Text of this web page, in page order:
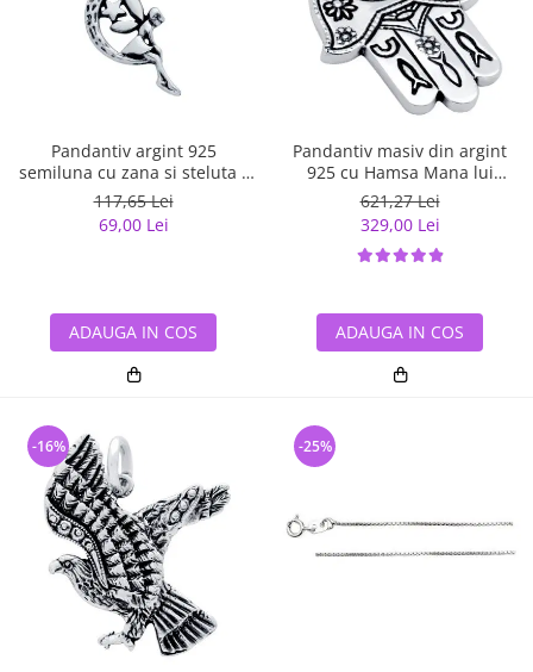
semipretioase
Bijuterii argint placat cu aur
Bijuterii argint cu diverse
Bijuterii argint cu murano
Bijuterii de Lux
Bijuterii gotice si rock
Bijuterii fantezie
Casete si cutii de bijuterii
Bijuterii tungsten
Solutii si lavete de curatare
bijuterii argint
Pandantiv argint 925
semiluna cu zana si steluta -
Be Fantastic PSX0560
117,65 Lei
69,00 Lei
ADAUGA IN COS
Pandantiv masiv din argint
925 cu Hamsa Mana lui
Fatima
621,27 Lei
329,00 Lei
ADAUGA IN COS
-16% -25%